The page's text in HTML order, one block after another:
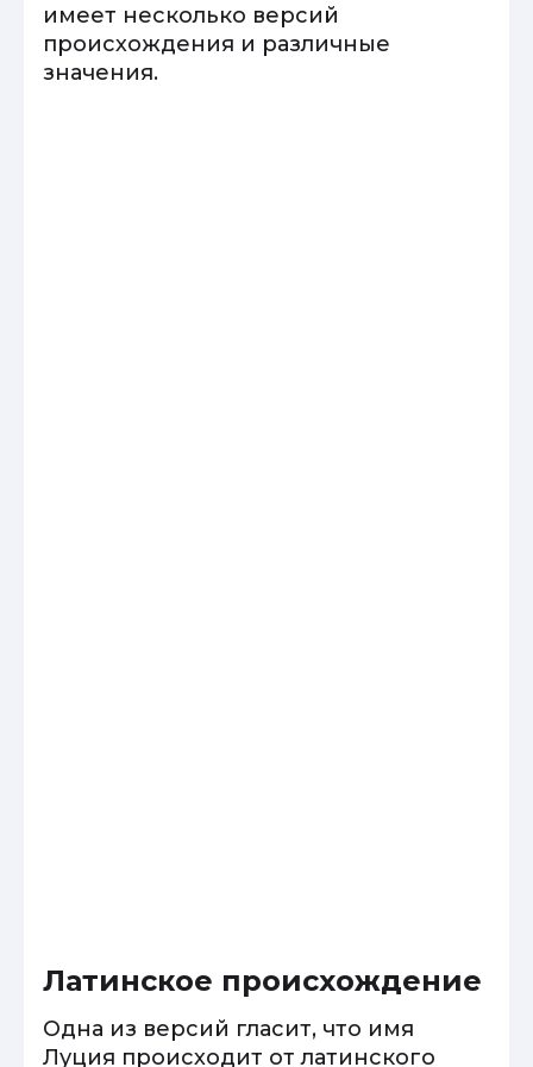
имеет несколько версий
происхождения и различные
значения.
Латинское происхождение
Одна из версий гласит, что имя
Луция происходит от латинского